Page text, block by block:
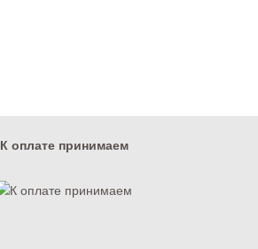
К оплате принимаем